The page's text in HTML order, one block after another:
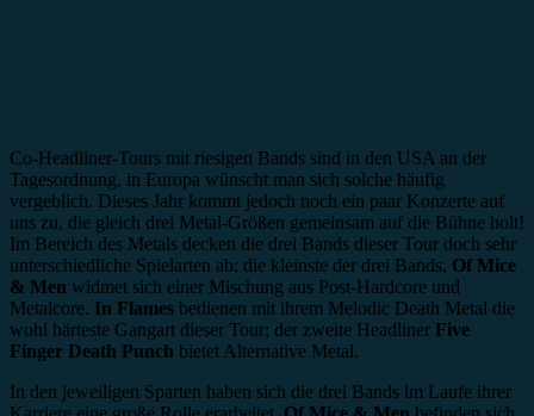
Co-Headliner-Tours mit riesigen Bands sind in den USA an der
Tagesordnung, in Europa wünscht man sich solche häufig
vergeblich. Dieses Jahr kommt jedoch noch ein paar Konzerte auf
uns zu, die gleich drei Metal-Größen gemeinsam auf die Bühne holt!
Im Bereich des Metals decken die drei Bands dieser Tour doch sehr
unterschiedliche Spielarten ab: die kleinste der drei Bands, Of Mice
& Men widmet sich einer Mischung aus Post-Hardcore und
Metalcore. In Flames bedienen mit ihrem Melodic Death Metal die
wohl härteste Gangart dieser Tour; der zweite Headliner Five
Finger Death Punch bietet Alternative Metal.
In den jeweiligen Sparten haben sich die drei Bands im Laufe ihrer